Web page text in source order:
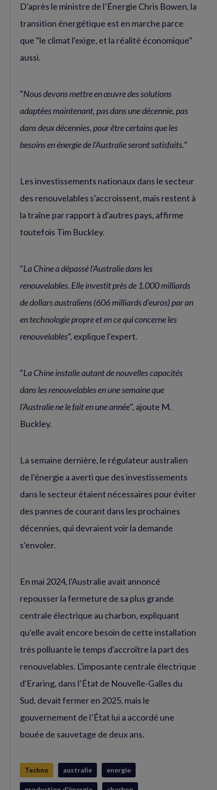
D'après le ministre de l’Énergie Chris Bowen, la
transition énergétique est en marche parce
que "le climat l'exige, et la réalité économique"
aussi.
"Nous devons mettre en œuvre des solutions
adaptées maintenant, pas dans une décennie, pas
dans deux décennies, pour être certains que les
besoins en énergie de l'Australie seront satisfaits."
Les investissements nationaux dans le secteur
des renouvelables s'accroissent, mais restent à
la traîne par rapport à d'autres pays, affirme
toutefois Tim Buckley.
"La Chine a dépassé l'Australie dans les
renouvelables. Elle investit près de 1.000 milliards
de dollars australiens (606 milliards d'euros) par an
en technologie propre et en ce qui concerne les
renouvelables", explique l'expert.
"La Chine installe autant de nouvelles capacités
dans les renouvelables en une semaine que
l'Australie ne le fait en une année", ajoute M.
Buckley.
La semaine dernière, le régulateur australien
de l'énergie a averti que des investissements
dans le secteur étaient nécessaires pour éviter
des pannes de courant dans les prochaines
décennies, qui devraient voir la demande
s'envoler.
En mai 2024, l'Australie avait annoncé
repousser la fermeture de sa plus grande
centrale électrique au charbon, expliquant
qu'elle avait encore besoin de cette installation
très polluante le temps d'accroître la part des
renouvelables. L'imposante centrale électrique
d'Eraring, dans l’État de Nouvelle-Galles du
Sud, devait fermer en 2025, mais le
gouvernement de l’État lui a accordé une
bouée de sauvetage de deux ans.
Techno australie energie